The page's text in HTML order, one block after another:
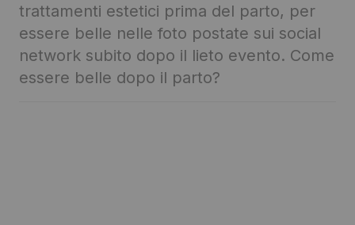
trattamenti estetici prima del parto, per
essere belle nelle foto postate sui social
network subito dopo il lieto evento. Come
essere belle dopo il parto?